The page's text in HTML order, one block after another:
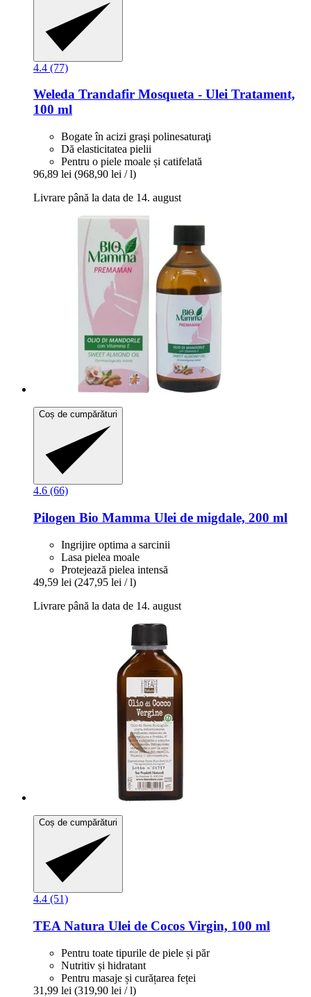
4.4 (77)
Weleda Trandafir Mosqueta -​ Ulei Tratament,
100 ml
Bogate în acizi graşi polinesaturaţi
Dă elasticitatea pielii
Pentru o piele moale și catifelată
96,89 lei (968,90 lei / l)
Livrare până la data de 14. august
Coș de cumpărături
4.6 (66)
Pilogen Bio Mamma Ulei de migdale, 200 ml
Ingrijire optima a sarcinii
Lasa pielea moale
Protejează pielea intensă
49,59 lei (247,95 lei / l)
Livrare până la data de 14. august
Coș de cumpărături
4.4 (51)
TEA Natura Ulei de Cocos Virgin, 100 ml
Pentru toate tipurile de piele și păr
Nutritiv și hidratant
Pentru masaje și curățarea feței
31,99 lei (319,90 lei / l)